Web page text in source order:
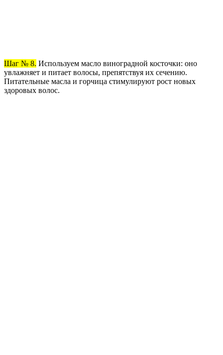
Шаг № 8. Используем масло виноградной косточки: оно
увлажняет и питает волосы, препятствуя их сечению.
Питательные масла и горчица стимулируют рост новых
здоровых волос.